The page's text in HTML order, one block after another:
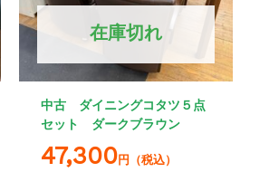
在庫切れ
中古 ダイニングコタツ５点
セット ダークブラウン
47,300円（税込）